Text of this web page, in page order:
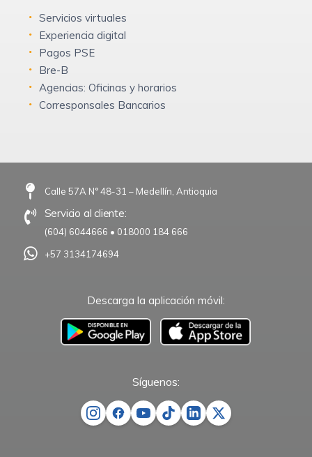
Servicios virtuales
Experiencia digital
Pagos PSE
Bre-B
Agencias: Oficinas y horarios
Corresponsales Bancarios
Calle 57A N° 48-31 – Medellín, Antioquia
Servicio al cliente:
(604) 6044666 • 018000 184 666
+57 3134174694
Descarga la aplicación móvil:
–
Síguenos: